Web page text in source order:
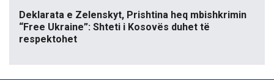
Deklarata e Zelenskyt, Prishtina heq mbishkrimin
“Free Ukraine”: Shteti i Kosovës duhet të
respektohet